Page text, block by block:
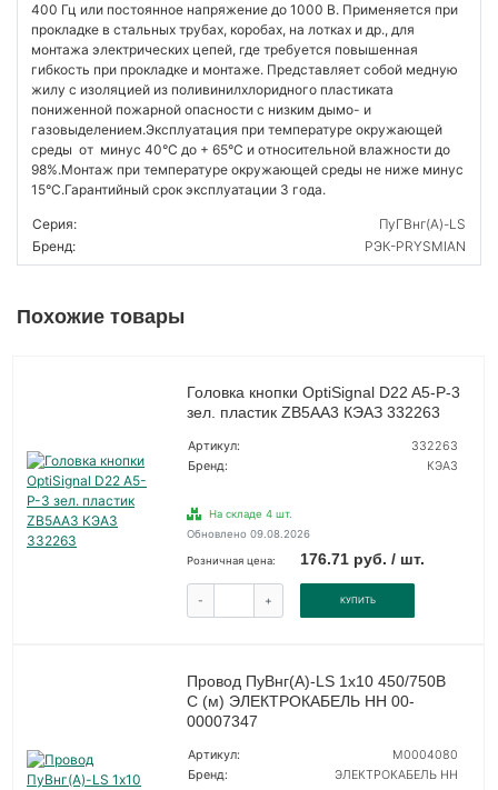
400 Гц или постоянное напряжение до 1000 В. Применяется при
прокладке в стальных трубах, коробах, на лотках и др., для
монтажа электрических цепей, где требуется повышенная
гибкость при прокладке и монтаже. Представляет собой медную
жилу с изоляцией из поливинилхлоридного пластиката
пониженной пожарной опасности с низким дымо- и
газовыделением.Эксплуатация при температуре окружающей
среды от минус 40°C до + 65°C и относительной влажности до
98%.Монтаж при температуре окружающей среды не ниже минус
15°C.Гарантийный срок эксплуатации 3 года.
Серия:
ПуГВнг(А)-LS
Бренд:
РЭК-PRYSMIAN
Похожие товары
Головка кнопки OptiSignal D22 A5-P-3
зел. пластик ZB5AA3 КЭАЗ 332263
Артикул:
332263
Бренд:
КЭАЗ
На складе 4 шт.
Обновлено 09.08.2026
Розничная цена: 176.71 руб. / шт.
- + КУПИТЬ
Провод ПуВнг(А)-LS 1х10 450/750В
С (м) ЭЛЕКТРОКАБЕЛЬ НН 00-
00007347
Артикул:
M0004080
Бренд:
ЭЛЕКТРОКАБЕЛЬ НН